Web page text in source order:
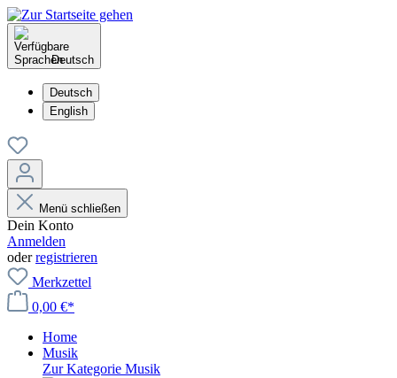
Deutsch
Deutsch
English
Menü schließen
Dein Konto
Anmelden
oderregistrieren
Merkzettel
0,00 €*
Home
Musik
Zur Kategorie Musik